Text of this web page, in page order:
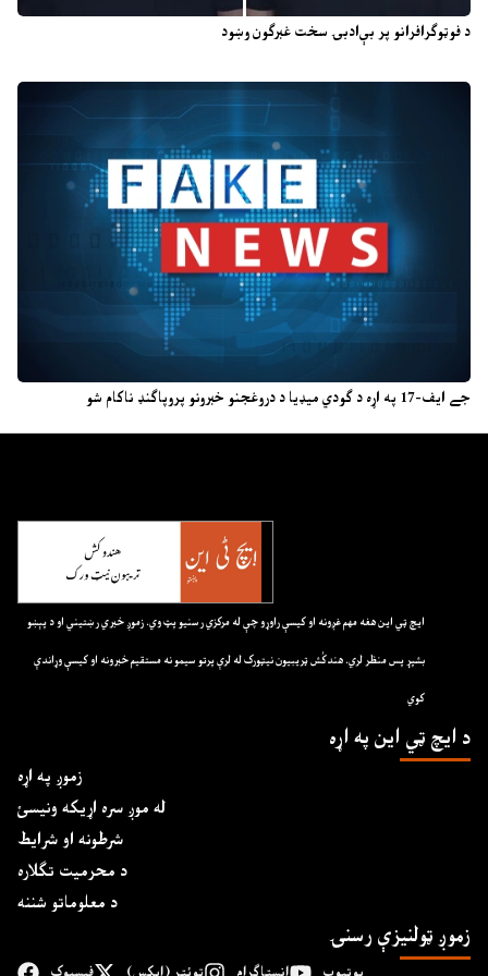
د فوټوګرافرانو پر بې‌ادبۍ سخت غبرګون وښود
جے ایف-17 په اړه د ګودي میډیا د دروغجنو خبرونو پروپاګنډ ناکام شو
ايچ ټي اين هغه مهم غږونه او کيسې راوړو چې له مرکزي رسنيو پټ وي. زموږ خبري رښتيني او د پېښو
بشپړ پس منظر لري. هندکُش ټريبيون نيټورک له لرې پرتو سيمو نه مستقيم خبرونه او کيسې وړاندې
کوي
د ايچ ټي اين په اړه
زموږ په اړه
له موږ سره اړیکه ونیسئ
شرطونه او شرایط
د محرمیت تګلاره
د معلوماتو شننه
زموږ ټولنیزې رسنۍ